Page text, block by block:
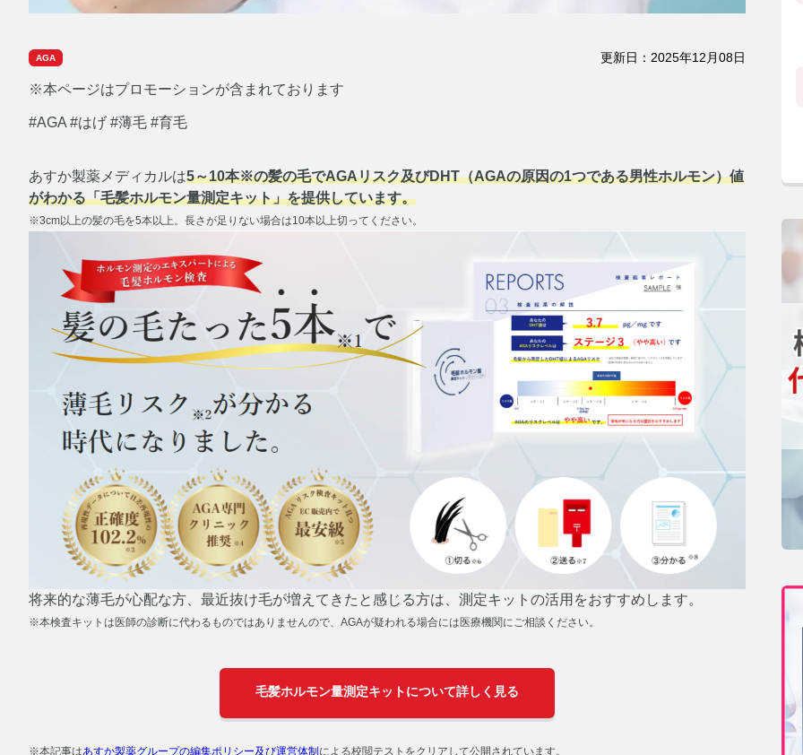
メディアコンセプト
AGAコラム TOP
テストステロン
テストステロンコラム TOP
コルチゾール
コルチゾールコラム TOP
PMS
AGA 更新日：2025年12月08日
※本ページはプロモーションが含まれております
#AGA #はげ #薄毛 #育毛
あすか製薬メディカルは5～10本※の髪の毛でAGAリスク及びDHT（AGAの原因の1つである男性ホルモン）値
がわかる「毛髪ホルモン量測定キット」を提供しています。
※3cm以上の髪の毛を5本以上。長さが足りない場合は10本以上切ってください。
将来的な薄毛が心配な方、最近抜け毛が増えてきたと感じる方は、測定キットの活用をおすすめします。
※本検査キットは医師の診断に代わるものではありませんので、AGAが疑われる場合には医療機関にご相談ください。
毛髪ホルモン量測定キットについて詳しく見る
※本記事はあすか製薬グループの編集ポリシー及び運営体制 による校閲テストをクリアして公開されています。